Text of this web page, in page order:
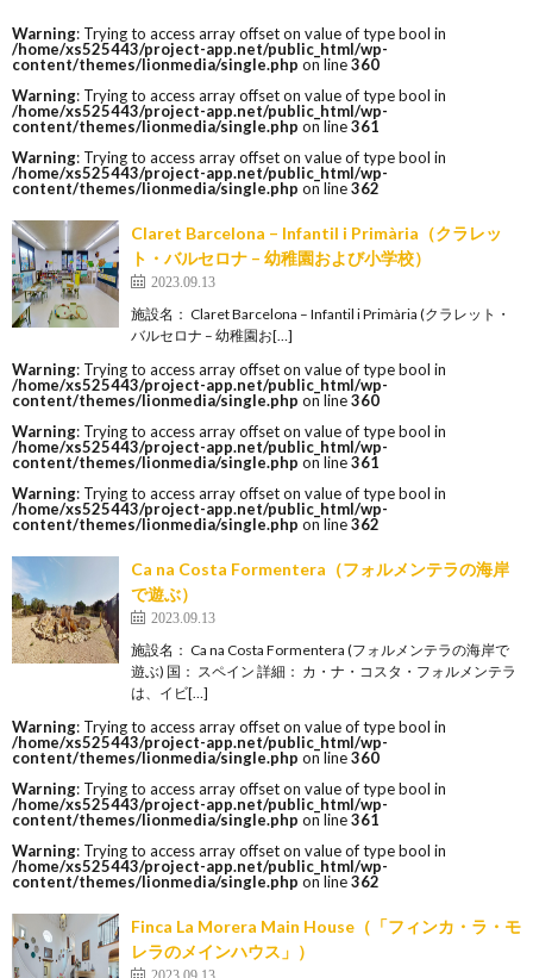
Warning: Trying to access array offset on value of type bool in
/home/xs525443/project-app.net/public_html/wp-
content/themes/lionmedia/single.php on line360
Warning: Trying to access array offset on value of type bool in
/home/xs525443/project-app.net/public_html/wp-
content/themes/lionmedia/single.php on line361
Warning: Trying to access array offset on value of type bool in
/home/xs525443/project-app.net/public_html/wp-
content/themes/lionmedia/single.php on line362
Claret Barcelona – Infantil i Primària（クラレッ
ト・バルセロナ – 幼稚園および小学校）
2023.09.13
施設名： Claret Barcelona – Infantil i Primària (クラレット・
バルセロナ – 幼稚園お[…]
Warning: Trying to access array offset on value of type bool in
/home/xs525443/project-app.net/public_html/wp-
content/themes/lionmedia/single.php on line360
Warning: Trying to access array offset on value of type bool in
/home/xs525443/project-app.net/public_html/wp-
content/themes/lionmedia/single.php on line361
Warning: Trying to access array offset on value of type bool in
/home/xs525443/project-app.net/public_html/wp-
content/themes/lionmedia/single.php on line362
Ca na Costa Formentera（フォルメンテラの海岸
で遊ぶ）
2023.09.13
施設名： Ca na Costa Formentera (フォルメンテラの海岸で
遊ぶ) 国： スペイン 詳細： カ・ナ・コスタ・フォルメンテラ
は、イビ[…]
Warning: Trying to access array offset on value of type bool in
/home/xs525443/project-app.net/public_html/wp-
content/themes/lionmedia/single.php on line360
Warning: Trying to access array offset on value of type bool in
/home/xs525443/project-app.net/public_html/wp-
content/themes/lionmedia/single.php on line361
Warning: Trying to access array offset on value of type bool in
/home/xs525443/project-app.net/public_html/wp-
content/themes/lionmedia/single.php on line362
Finca La Morera Main House（「フィンカ・ラ・モ
レラのメインハウス」）
2023.09.13